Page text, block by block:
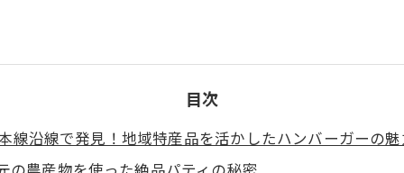
目次
線沿線で発見！地域特産品を活かしたハンバーガーの